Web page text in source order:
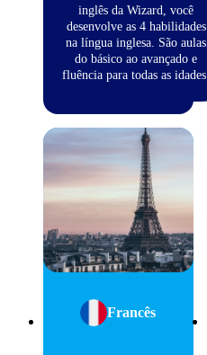
inglês da Wizard, você
desenvolve as 4 habilidades
na língua inglesa. São aulas
do básico ao avançado e
fluência para todas as idades.
Francês